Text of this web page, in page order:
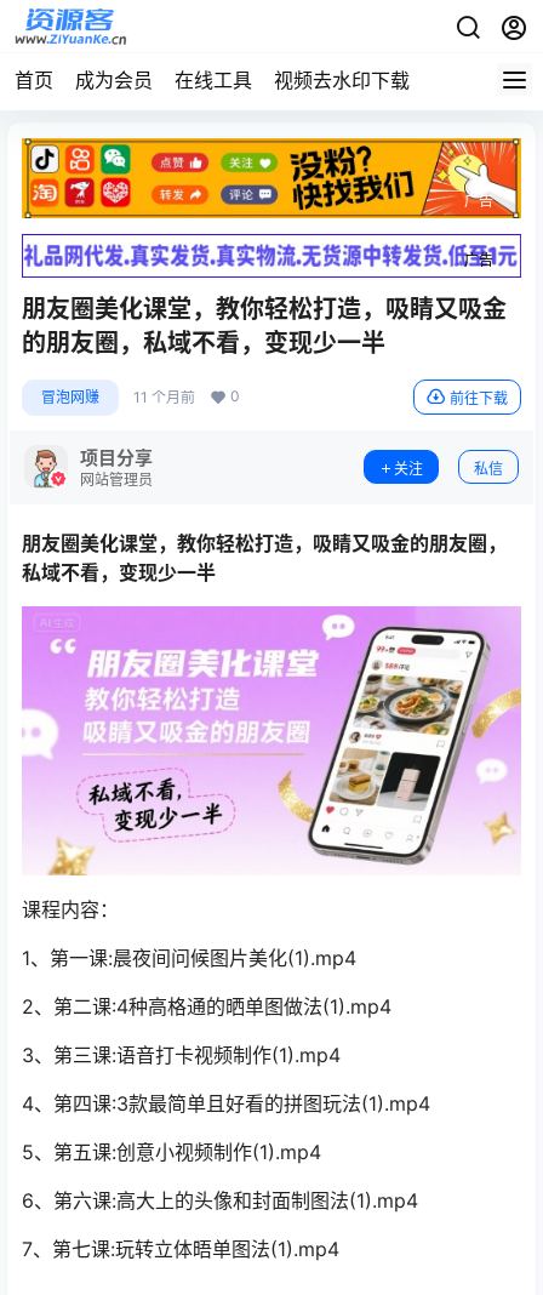
首页 成为会员 在线工具 视频去水印下载
广告
广告
朋友圈美化课堂，教你轻松打造，吸睛又吸金
的朋友圈，私域不看，变现少一半
冒泡网赚 11 个月前 0 前往下载
项目分享
网站管理员
关注 私信
朋友圈美化课堂，教你轻松打造，吸睛又吸金的朋友圈，
私域不看，变现少一半
课程内容：
1、第一课:晨夜间问候图片美化(1).mp4
2、第二课:4种高格通的晒单图做法(1).mp4
3、第三课:语音打卡视频制作(1).mp4
4、第四课:3款最简单且好看的拼图玩法(1).mp4
5、第五课:创意小视频制作(1).mp4
6、第六课:高大上的头像和封面制图法(1).mp4
7、第七课:玩转立体晤单图法(1).mp4